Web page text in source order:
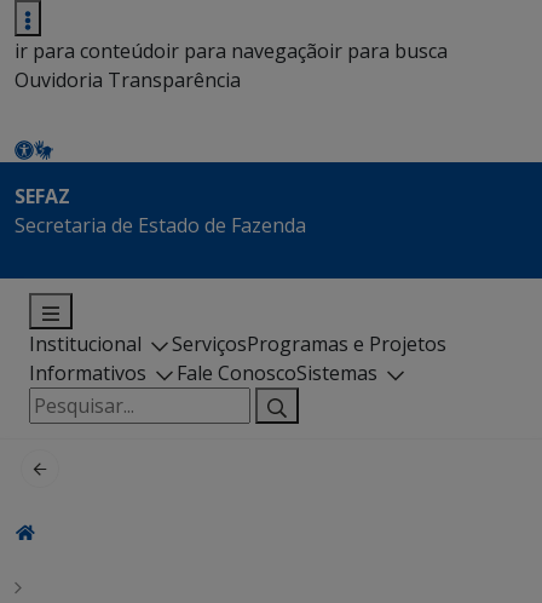
ir para conteúdoir para navegaçãoir para busca
Ouvidoria Transparência
SEFAZ
Secretaria de Estado de Fazenda
Institucional ServiçosProgramas e Projetos
Informativos
Fale ConoscoSistemas
Pesquisar
por: